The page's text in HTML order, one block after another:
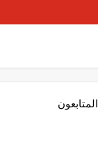
المتابعون